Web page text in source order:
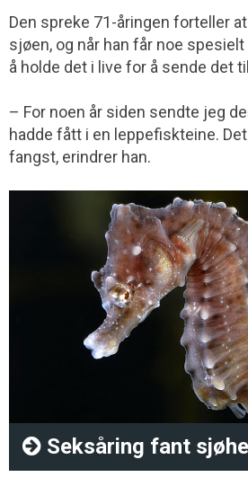
Den spreke 71-åringen forteller
sjøen, og når han får noe
å holde det i live for å sende det
– For noen år siden sendte jeg
hadde fått i en leppefiskteine.
fangst, erindrer han.
Seksåring fant